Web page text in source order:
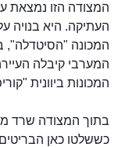
המצודה הזו נמצאת
העתיקה. היא בנויה
המכונה
המערבי קיבלה
המכונות ביוונית
בתוך המצודה שרד
כששלטו כאן